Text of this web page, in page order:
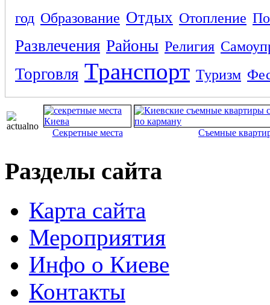
год Образование Отдых Отопление
Развлечения Районы Религия
Торговля Транспорт Туризм
Секретные места Съемные
Разделы сайта
Карта сайта
Мероприятия
Инфо о Киеве
Контакты